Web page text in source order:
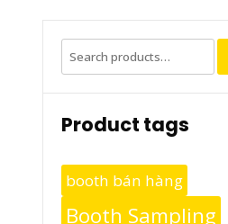
Search
for:
Product tags
booth bán hàng
Booth Sampling